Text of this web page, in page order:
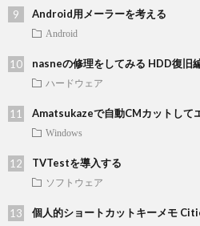
Android用メーラーを考える
Android
nasneの修理をしてみる HDD復旧
ハードウェア
Amatsukazeで自動CMカットして
Windows
TVTestを導入する
ソフトウェア
個人的ショートカットキーメモ